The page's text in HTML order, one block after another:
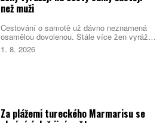
než muži
Cestování o samotě už dávno neznamená
osamělou dovolenou. Stále více žen vyráží
do světa bez partnera či rodiny, zároveň ale
vyhledává malé skupiny stejně naladěných
1. 8. 2026
Za plážemi tureckého Marmarisu se